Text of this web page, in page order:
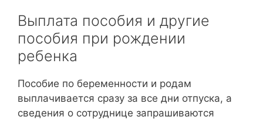
Выплата пособия и другие
пособия при рождении
ребенка
Пособие по беременности и родам
выплачивается сразу за все дни отпуска, а
сведения о сотруднице запрашиваются